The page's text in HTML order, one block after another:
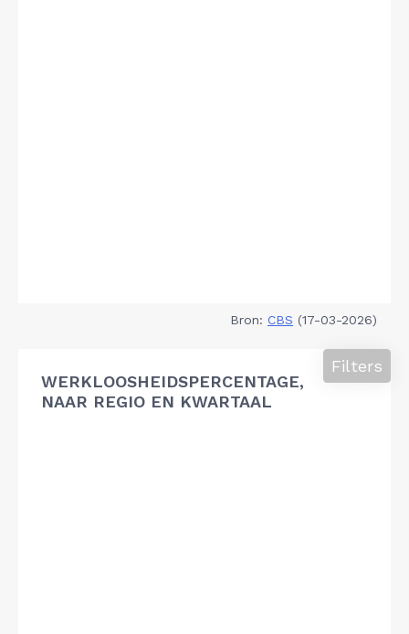
Bron: CBS (17-03-2026)
WERKLOOSHEIDSPERCENTAGE,
NAAR REGIO EN KWARTAAL
Filters